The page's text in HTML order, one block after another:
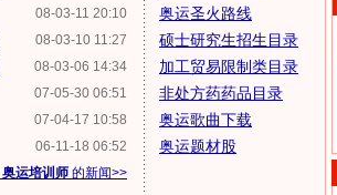
08-03-11 20:10
08-03-10 11:27
08-03-06 14:34
07-05-30 06:51
07-04-17 10:58
06-11-18 06:52
奥运培训师 的新闻>>
奥运圣火路线
硕士研究生招生目录
加工贸易限制类目录
非处方药药品目录
奥运歌曲下载
奥运题材股